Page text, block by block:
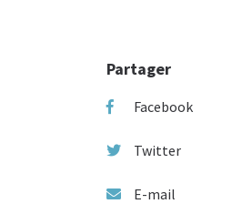
Partager
Facebook
Twitter
E-mail